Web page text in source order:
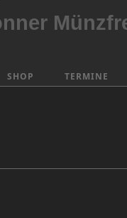
SHOP TERMINE